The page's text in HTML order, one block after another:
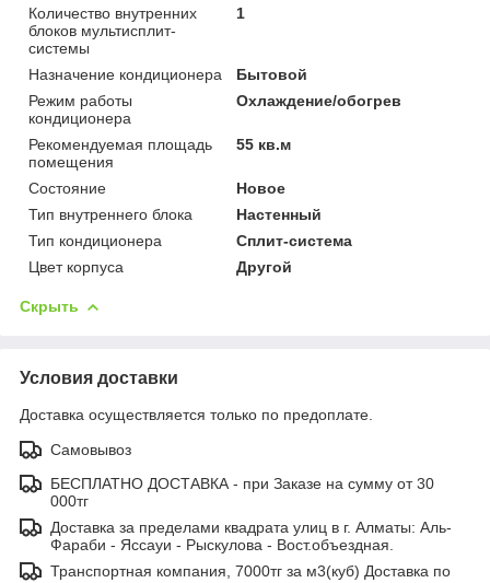
Количество внутренних
блоков мультисплит-
системы
1
Назначение кондиционера
Бытовой
Режим работы
кондиционера
Охлаждение/обогрев
Рекомендуемая площадь
помещения
55 кв.м
Состояние
Новое
Тип внутреннего блока
Настенный
Тип кондиционера
Сплит-система
Цвет корпуса
Другой
Скрыть
Условия доставки
Доставка осуществляется только по предоплате.
Самовывоз
БЕСПЛАТНО ДОСТАВКА - при Заказе на сумму от 30
000тг
Доставка за пределами квадрата улиц в г. Алматы: Аль-
Фараби - Яссауи - Рыскулова - Вост.объездная.
Транспортная компания, 7000тг за м3(куб) Доставка по